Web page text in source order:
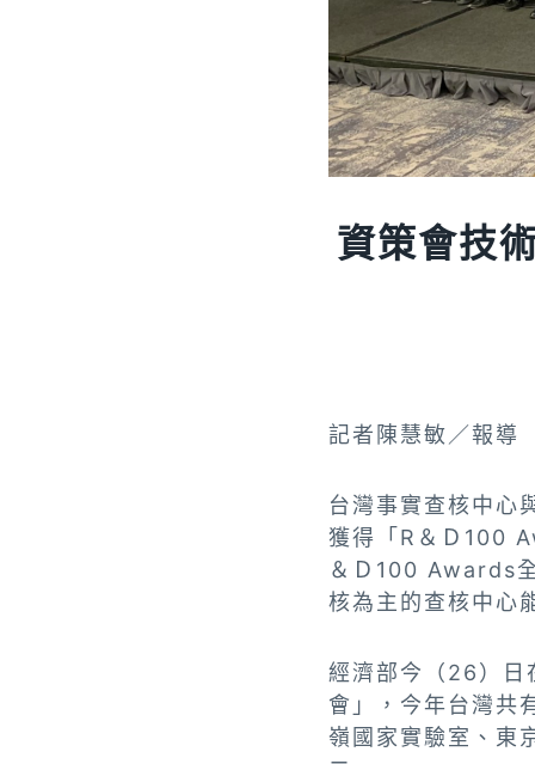
資策會技
記者陳慧敏／報導
台灣事實查核中心
獲得「R＆Ｄ100
＆Ｄ100 Awards
核為主的查核中心
經濟部今（26）
會」，今年台灣共
嶺國家實驗室、東